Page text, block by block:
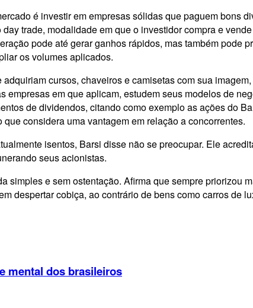
é investir em empresas sólidas que paguem bons
trade, modalidade em que o investidor compra e
pode até gerar ganhos rápidos, mas também pode
os volumes aplicados.
cursos, chaveiros e camisetas com sua
em que aplicam, estudem seus modelos de
de dividendos, citando como exemplo as ações do
considera uma vantagem em relação a concorrentes.
isentos, Barsi disse não se preocupar. Ele
seus acionistas.
simples e sem ostentação. Afirma que sempre priorizou
despertar cobiça, ao contrário de bens como carros de
mental dos brasileiros